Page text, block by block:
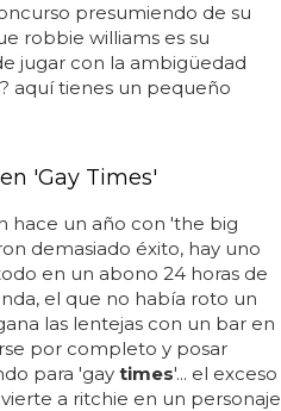
presumiendo de su
robbie williams es su
jugar con la ambigüedad
aquí tienes un pequeño
'Gay Times'
hace un año con 'the big
demasiado éxito, hay uno
en un abono 24 horas de
el que no había roto un
las lentejas con un bar en
por completo y posar
para 'gay times'... el exceso
a ritchie en un personaje